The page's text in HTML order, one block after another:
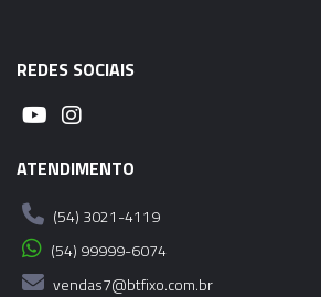
REDES SOCIAIS
ATENDIMENTO
(54) 3021-4119
(54) 99999-6074
vendas7@btfixo.com.br